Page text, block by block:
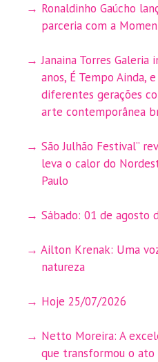
Ronaldinho Gaúcho
parceria com a
Janaina Torres Galeria
anos, É Tempo Ainda,
diferentes gerações
arte contemporânea
São Julhão Festival”
leva o calor do
Paulo
Sábado: 01 de agosto
Ailton Krenak: Uma
natureza
Hoje 25/07/2026
Netto Moreira: A
que transformou o